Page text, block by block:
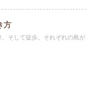
方
そして徒歩。それぞれの島が